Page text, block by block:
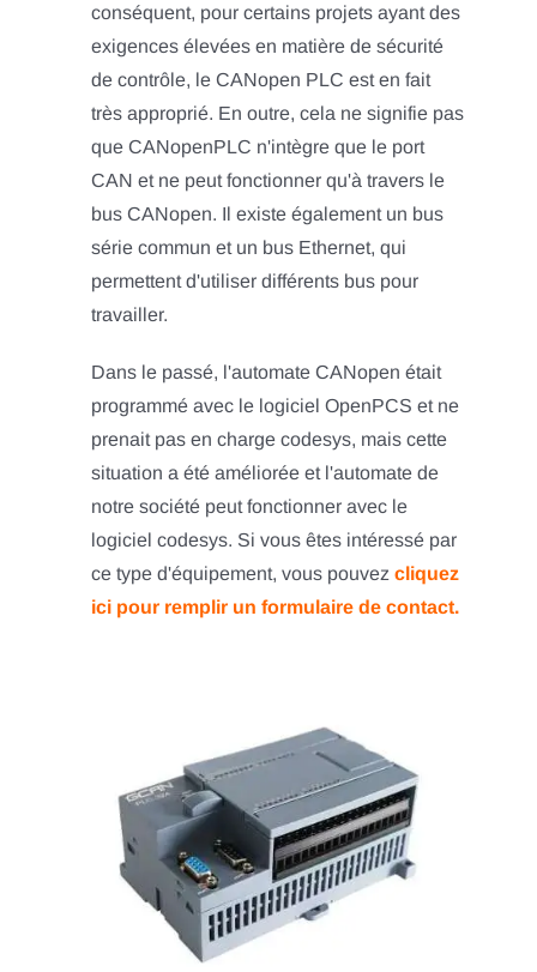
conséquent, pour certains projets ayant des
exigences élevées en matière de sécurité
de contrôle, le CANopen PLC est en fait
très approprié. En outre, cela ne signifie pas
que CANopenPLC n'intègre que le port
CAN et ne peut fonctionner qu'à travers le
bus CANopen. Il existe également un bus
série commun et un bus Ethernet, qui
permettent d'utiliser différents bus pour
travailler.
Dans le passé, l'automate CANopen était
programmé avec le logiciel OpenPCS et ne
prenait pas en charge codesys, mais cette
situation a été améliorée et l'automate de
notre société peut fonctionner avec le
logiciel codesys. Si vous êtes intéressé par
ce type d'équipement, vous pouvez cliquez
ici pour remplir un formulaire de contact.